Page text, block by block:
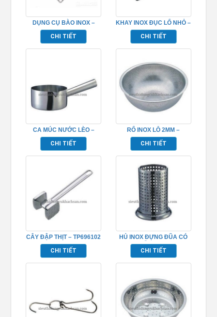
DỤNG CỤ BÀO INOX –
TP696105
CHI TIẾT
KHAY INOX ĐỤC LỔ NHỎ –
TP696062
CHI TIẾT
CA MÚC NƯỚC LÈO –
TP696087
CHI TIẾT
RỔ INOX LỖ 2MM –
TP696051
CHI TIẾT
CÂY ĐẬP THỊT – TP696102
CHI TIẾT
HỦ INOX ĐỰNG ĐŨA CÓ
ĐỤC LỖ – TP696093
CHI TIẾT